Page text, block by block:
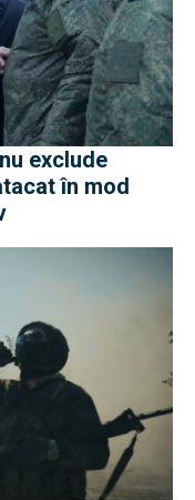
exclude
în mod